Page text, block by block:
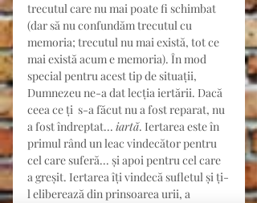
trecutul care nu mai poate fi schimbat
(dar să nu confundăm trecutul cu
memoria; trecutul nu mai există, tot ce
mai există acum e memoria). În mod
special pentru acest tip de situații,
Dumnezeu ne-a dat lecția iertării. Dacă
ceea ce ți  s-a făcut nu a fost reparat, nu
a fost îndreptat... iartă. Iertarea este în
primul rând un leac vindecător pentru
cel care suferă... și apoi pentru cel care
a greșit. Iertarea îți vindecă sufletul și ți-
l eliberează din prinsoarea urii, a